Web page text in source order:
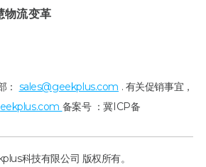
物流变革
： sales@geekplus.com . 有关促销事宜，
备案号 ：冀ICP备
科技有限公司 版权所有。